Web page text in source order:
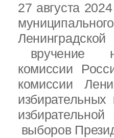
27 августа
вручение
комиссии
комиссии
выборов